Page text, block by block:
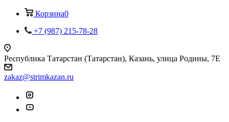
Корзина0
+7 (987) 215-78-28
Республика Татарстан (Татарстан), Казань, улица Родины, 7Е
zakaz@strimkazan.ru